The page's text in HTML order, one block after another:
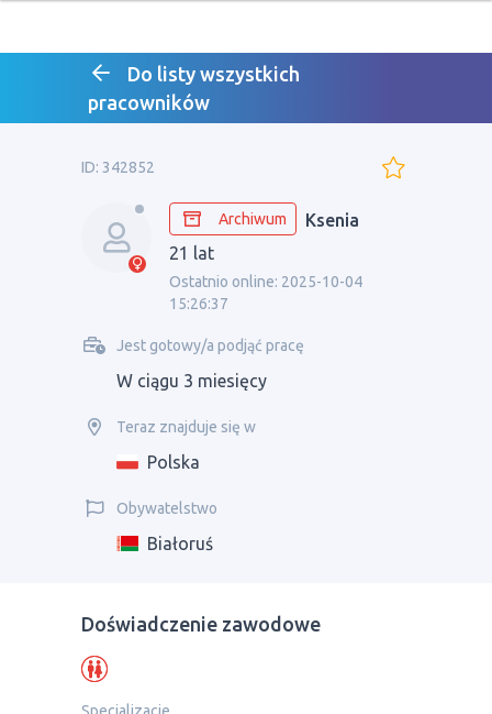
Do listy wszystkich
pracowników
ID: 342852
Archiwum
Ksenia
21 lat
Ostatnio online: 2025-10-04
15:26:37
Jest gotowy/a podjąć pracę
W ciągu 3 miesięcy
Teraz znajduje się w
Polska
Obywatelstwo
Białoruś
Doświadczenie zawodowe